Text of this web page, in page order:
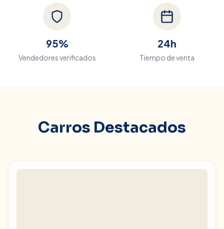
95%
Vendedores verificados
24h
Tiempo de venta
Carros Destacados